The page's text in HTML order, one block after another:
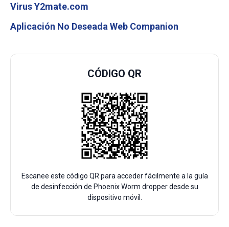
Virus Y2mate.com
Aplicación No Deseada Web Companion
CÓDIGO QR
Escanee este código QR para acceder fácilmente a la guía
de desinfección de Phoenix Worm dropper desde su
dispositivo móvil.